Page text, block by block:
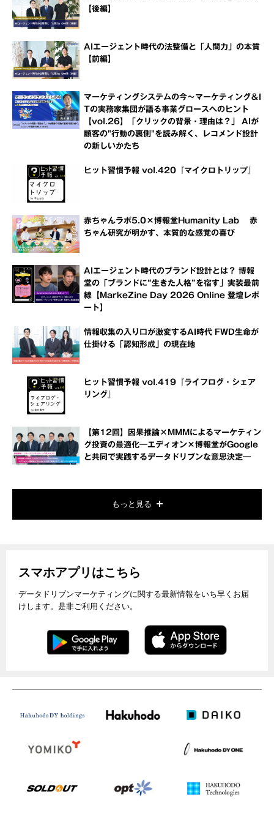
【後編】
AIエージェント時代の法整備と「人間力」の本質
【前編】
マーケティングシステムの今～マーケティング＆I
Tの実務家集団が語る事業グロースへのヒント
【vol.26】「クリックの背景・理由は？」 AIが
顧客の"行動の裏側"を読み解く、レコメンド設計
の新しいかたち
ヒット習慣予報 vol.420『マイクロトリップ』
赤ちゃんラボ5.0×博報堂Humanity Lab 赤
ちゃん研究が明かす、本質的な感覚の喜び
AIエージェント時代のブランド設計とは？ 博報
堂の「ブランドに“生きた人格”を宿す」実装最前
線【MarkeZine Day 2026 Online 登壇レポ
ート】
情報収集の入り口が激変するAI時代 FWD生命が
仕掛ける「認知形成」の現在地
ヒット習慣予報 vol.419『ライフログ・シェア
リング』
【第12回】因果推論×MMMによるマーケティン
グ投資の最適化―エディオン×博報堂がGoogle
と共同で実践するデータドリブンな意思決定―
もっと見る
スマホアプリはこちら
データドリブンマーケティングに関する最新情報をいち早くお届
けします。是非ご利用ください。